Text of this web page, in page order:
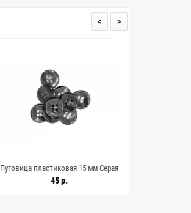
Пуговица пластиковая 15 мм Серая
(Е-3) 9062673
45 р.
< >